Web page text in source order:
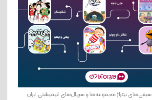
تیتراژ مجموعه‌ها و سریال‌های انیمیشنی ایران